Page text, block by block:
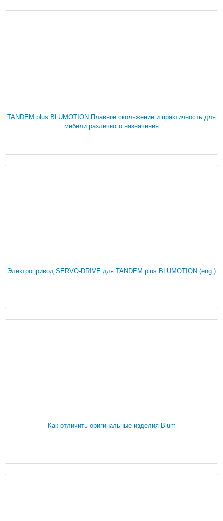
TANDEM plus BLUMOTION Плавное скольжение и практичность для
мебели различного назначения
Электропривод SERVO-DRIVE для TANDEM plus BLUMOTION (eng.)
Как отличить оригинальные изделия Blum